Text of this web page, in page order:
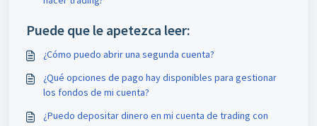
Puede que le apetezca leer:
¿Cómo puedo abrir una segunda cuenta?
¿Qué opciones de pago hay disponibles para gestionar
los fondos de mi cuenta?
¿Puedo depositar dinero en mi cuenta de trading con